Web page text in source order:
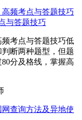
与答题技巧
考点与答题技巧低
断两种题型，但题
分及格线，掌握高